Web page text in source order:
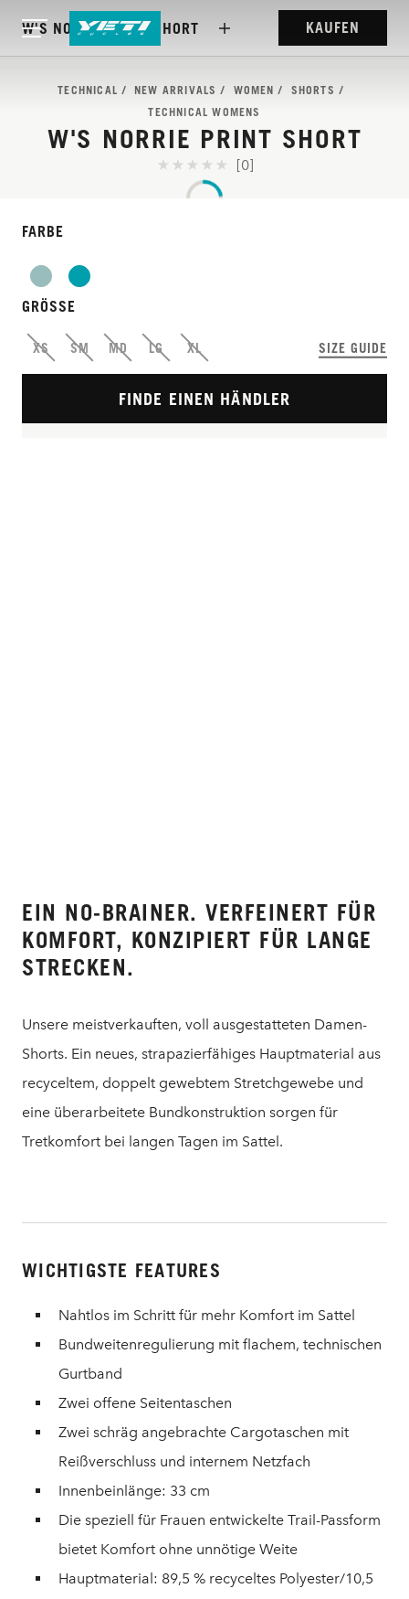
VERFEINERT FÜR
KOMFORT, ENTWICKELT
FÜR DIE LANGE FAHRT.
W'S NORRIE PRINT SHORT KAUFEN
TECHNICAL NEW ARRIVALS WOMEN
SHORTS
TECHNICAL WOMENS
W'S NORRIE PRINT SHORT
[0]
FARBE
GRÖSSE
XS SM MD LG XL SIZE GUIDE
FINDE EINEN HÄNDLER
EIN NO-BRAINER. VERFEINERT FÜR
KOMFORT, KONZIPIERT FÜR LANGE
STRECKEN.
Unsere meistverkauften, voll ausgestatteten Damen-
Shorts. Ein neues, strapazierfähiges Hauptmaterial aus
recyceltem, doppelt gewebtem Stretchgewebe und
eine überarbeitete Bundkonstruktion sorgen für
Tretkomfort bei langen Tagen im Sattel.
WICHTIGSTE FEATURES
Nahtlos im Schritt für mehr Komfort im Sattel
Bundweitenregulierung mit flachem, technischen
Gurtband
Zwei offene Seitentaschen
Zwei schräg angebrachte Cargotaschen mit
Reißverschluss und internem Netzfach
Innenbeinlänge: 33 cm
Die speziell für Frauen entwickelte Trail-Passform
bietet Komfort ohne unnötige Weite
Hauptmaterial: 89,5 % recyceltes Polyester/10,5